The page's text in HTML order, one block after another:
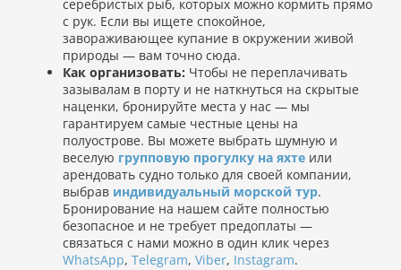
серебристых рыб, которых можно кормить прямо
с рук. Если вы ищете спокойное,
завораживающее купание в окружении живой
природы — вам точно сюда.
Как организовать: Чтобы не переплачивать
зазывалам в порту и не наткнуться на скрытые
наценки, бронируйте места у нас — мы
гарантируем самые честные цены на
полуострове. Вы можете выбрать шумную и
веселую групповую прогулку на яхте или
арендовать судно только для своей компании,
выбрав индивидуальный морской тур.
Бронирование на нашем сайте полностью
безопасное и не требует предоплаты —
связаться с нами можно в один клик через
WhatsApp, Telegram, Viber, Instagram.